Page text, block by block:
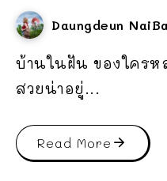
Daungdeun
บ้านในฝัน ของใคร
สวยน่าอยู่...
Read More